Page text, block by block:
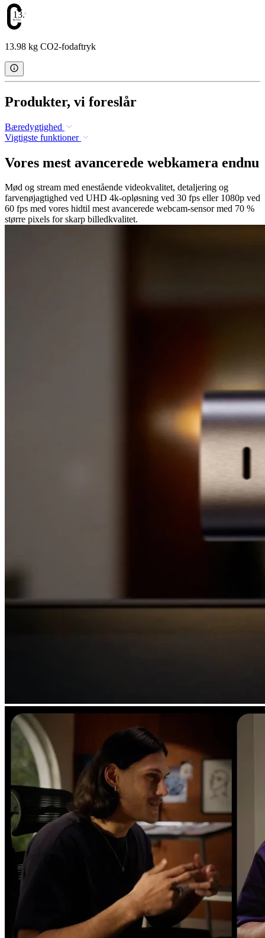
13.98
13.98 kg CO2-fodaftryk
Produkter, vi foreslår
Bæredygtighed
Vigtigste funktioner
Vores mest avancerede webkamera endnu
Mød og stream med enestående videokvalitet, detaljering og
farvenøjagtighed ved UHD 4k-opløsning ved 30 fps eller 1080p ved
60 fps med vores hidtil mest avancerede webcam-sensor med 70 %
større pixels for skarp billedkvalitet.